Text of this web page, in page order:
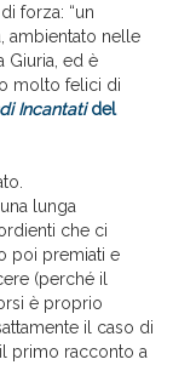
forza: “un
ambientato nelle
Giuria, ed è
molto felici di
Incantatidel
lunga
che ci
poi premiati e
(perché il
è proprio
il caso di
primo racconto a